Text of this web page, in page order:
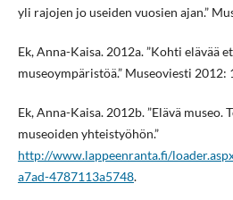
yli rajojen jo useiden vuosien ajan.”
Ek, Anna-Kaisa. 2012a. ”Kohti elävää
museoympäristöä.” Museoviesti 2012:
Ek, Anna-Kaisa. 2012b. ”Elävä museo.
museoiden yhteistyöhön.”
http://www.lappeenranta.fi/
a7ad-4787113a5748.